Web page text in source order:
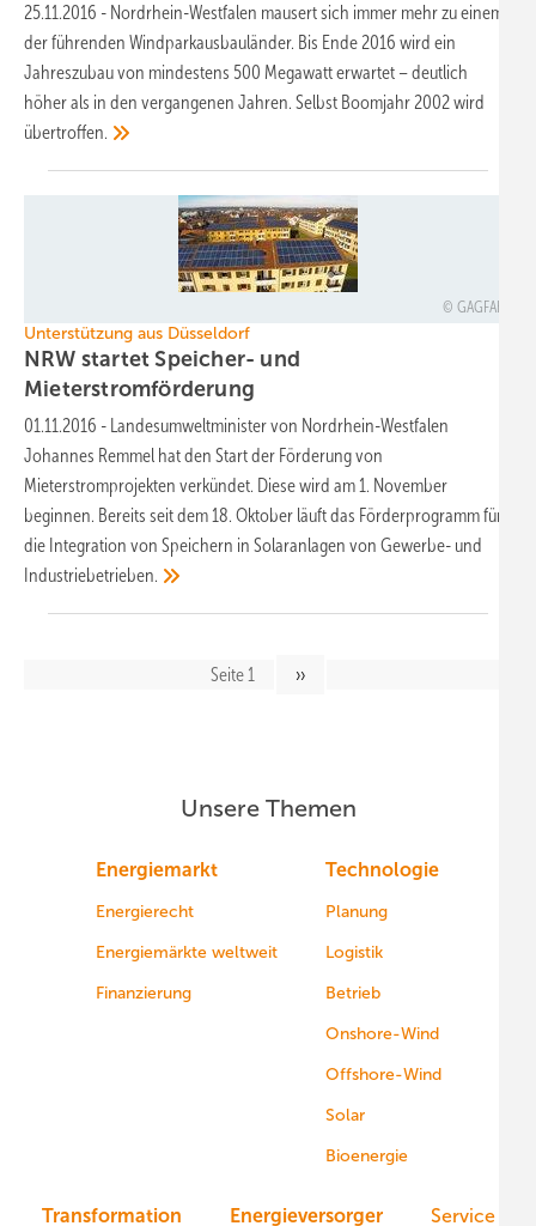
25.11.2016 - Nordrhein-Westfalen mausert sich immer mehr zu einem
der führenden Windparkausbauländer. Bis Ende 2016 wird ein
Jahreszubau von mindestens 500 Megawatt erwartet – deutlich
höher als in den vergangenen Jahren. Selbst Boomjahr 2002 wird
übertroffen.
GAGFAH
Unterstützung aus Düsseldorf
NRW startet Speicher- und
Mieterstromförderung
01.11.2016 - Landesumweltminister von Nordrhein-Westfalen
Johannes Remmel hat den Start der Förderung von
Mieterstromprojekten verkündet. Diese wird am 1. November
beginnen. Bereits seit dem 18. Oktober läuft das Förderprogramm für
die Integration von Speichern in Solaranlagen von Gewerbe- und
Industriebetrieben.
Seite 1
Nächste
››
Unsere Themen
Energiemarkt
Energierecht
Energiemärkte weltweit
Finanzierung
Technologie
Planung
Logistik
Betrieb
Onshore-Wind
Offshore-Wind
Solar
Bioenergie
Transformation Energieversorger Service